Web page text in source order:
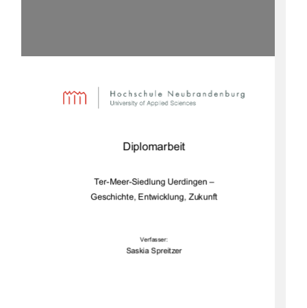
Diplomarbeit
Ter-Meer-Siedlung Uerdingen –
Geschichte, Entwicklung, Zukunft
Verfasser:
Saskia Spreitzer